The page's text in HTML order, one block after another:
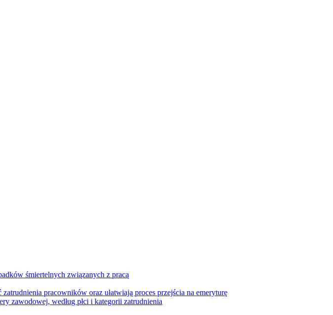
śmiertelnych związanych z pracą
pracowników oraz ułatwiają proces przejścia na emeryturę
zawodowej, według płci i kategorii zatrudnienia